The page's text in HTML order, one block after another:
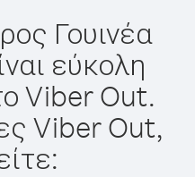
Γουινέα
εύκολη
Viber Out.
Viber Out,